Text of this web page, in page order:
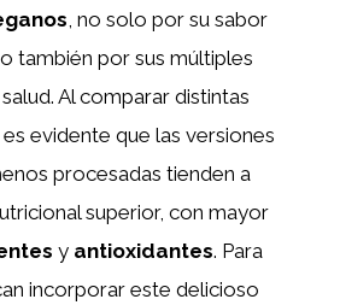
, no solo por su sabor
también por sus múltiples
Al comparar distintas
evidente que las versiones
procesadas tienden a
superior, con mayor
y antioxidantes. Para
incorporar este delicioso